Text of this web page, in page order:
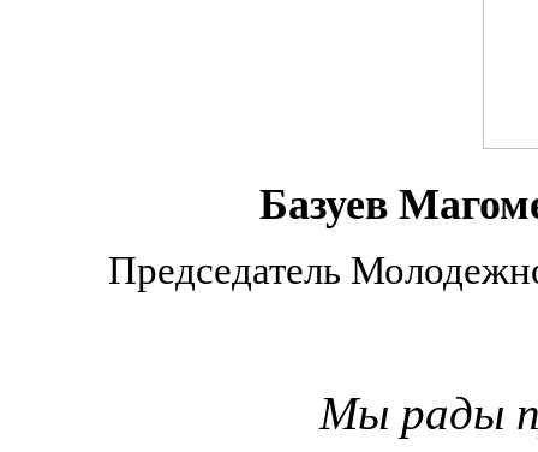
Базуев
Председатель
Мы рады